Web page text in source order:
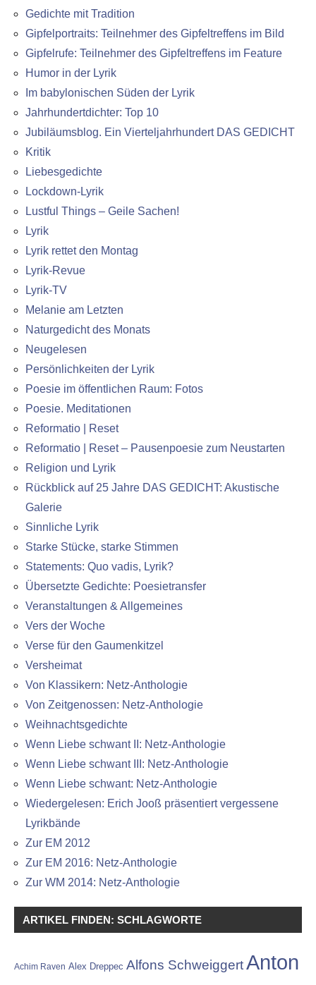
Gedichte mit Tradition
Gipfelportraits: Teilnehmer des Gipfeltreffens im Bild
Gipfelrufe: Teilnehmer des Gipfeltreffens im Feature
Humor in der Lyrik
Im babylonischen Süden der Lyrik
Jahrhundertdichter: Top 10
Jubiläumsblog. Ein Vierteljahrhundert DAS GEDICHT
Kritik
Liebesgedichte
Lockdown-Lyrik
Lustful Things – Geile Sachen!
Lyrik
Lyrik rettet den Montag
Lyrik-Revue
Lyrik-TV
Melanie am Letzten
Naturgedicht des Monats
Neugelesen
Persönlichkeiten der Lyrik
Poesie im öffentlichen Raum: Fotos
Poesie. Meditationen
Reformatio | Reset
Reformatio | Reset – Pausenpoesie zum Neustarten
Religion und Lyrik
Rückblick auf 25 Jahre DAS GEDICHT: Akustische
Galerie
Sinnliche Lyrik
Starke Stücke, starke Stimmen
Statements: Quo vadis, Lyrik?
Übersetzte Gedichte: Poesietransfer
Veranstaltungen & Allgemeines
Vers der Woche
Verse für den Gaumenkitzel
Versheimat
Von Klassikern: Netz-Anthologie
Von Zeitgenossen: Netz-Anthologie
Weihnachtsgedichte
Wenn Liebe schwant II: Netz-Anthologie
Wenn Liebe schwant III: Netz-Anthologie
Wenn Liebe schwant: Netz-Anthologie
Wiedergelesen: Erich Jooß präsentiert vergessene
Lyrikbände
Zur EM 2012
Zur EM 2016: Netz-Anthologie
Zur WM 2014: Netz-Anthologie
ARTIKEL FINDEN: SCHLAGWORTE
Achim Raven Alex Dreppec Alfons SchweiggertAnton